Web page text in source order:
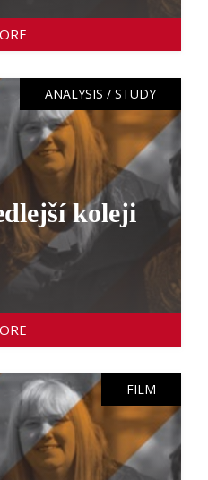
ANALYSIS / STUDY
koleji
FILM